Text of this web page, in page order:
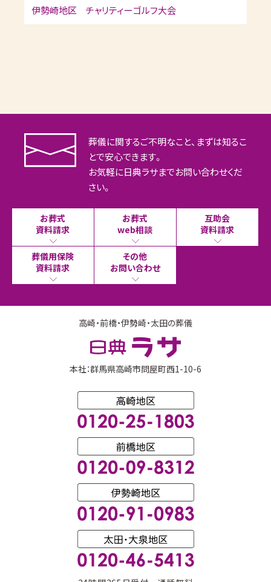
伊勢崎地区 チャリティーゴルフ大会
葬儀に関するご不明なこと、まずは知るこ
とで安心できます。
お気軽に日典ラサまでお問い合わせくだ
さい。
お葬式
資料請求
お葬式
web相談
互助会
資料請求
葬儀用保険
資料請求
その他
お問い合わせ
高崎・前橋・伊勢崎・太田の葬儀
本社：群馬県高崎市問屋町西1-10-6